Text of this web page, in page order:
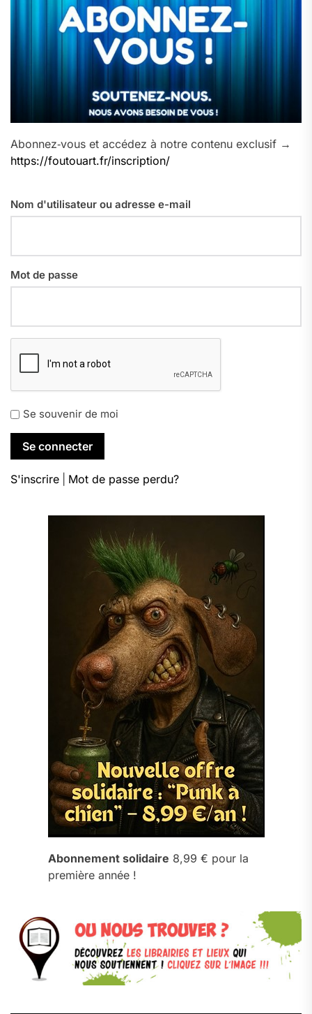
Abonnez‑vous et accédez à notre contenu exclusif →
https://foutouart.fr/inscription/
Nom d'utilisateur ou adresse e-mail
Mot de passe
Se souvenir de moi
S'inscrire Mot de passe perdu?
Abonnement solidaire 8,99 € pour la
première année !